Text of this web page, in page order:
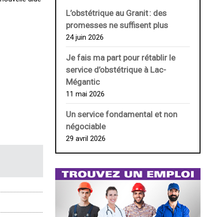
L’obstétrique au ­Granit : des
promesses ne suffisent plus
24 juin 2026
Je fais ma part pour rétablir le
service d’obstétrique à Lac-
Mégantic
11 mai 2026
Un service fondamental et non
négociable
29 avril 2026